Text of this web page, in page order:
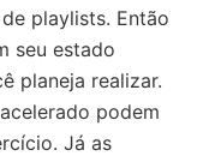
playlists. Então
seu estado
planeja realizar.
podem
Já as